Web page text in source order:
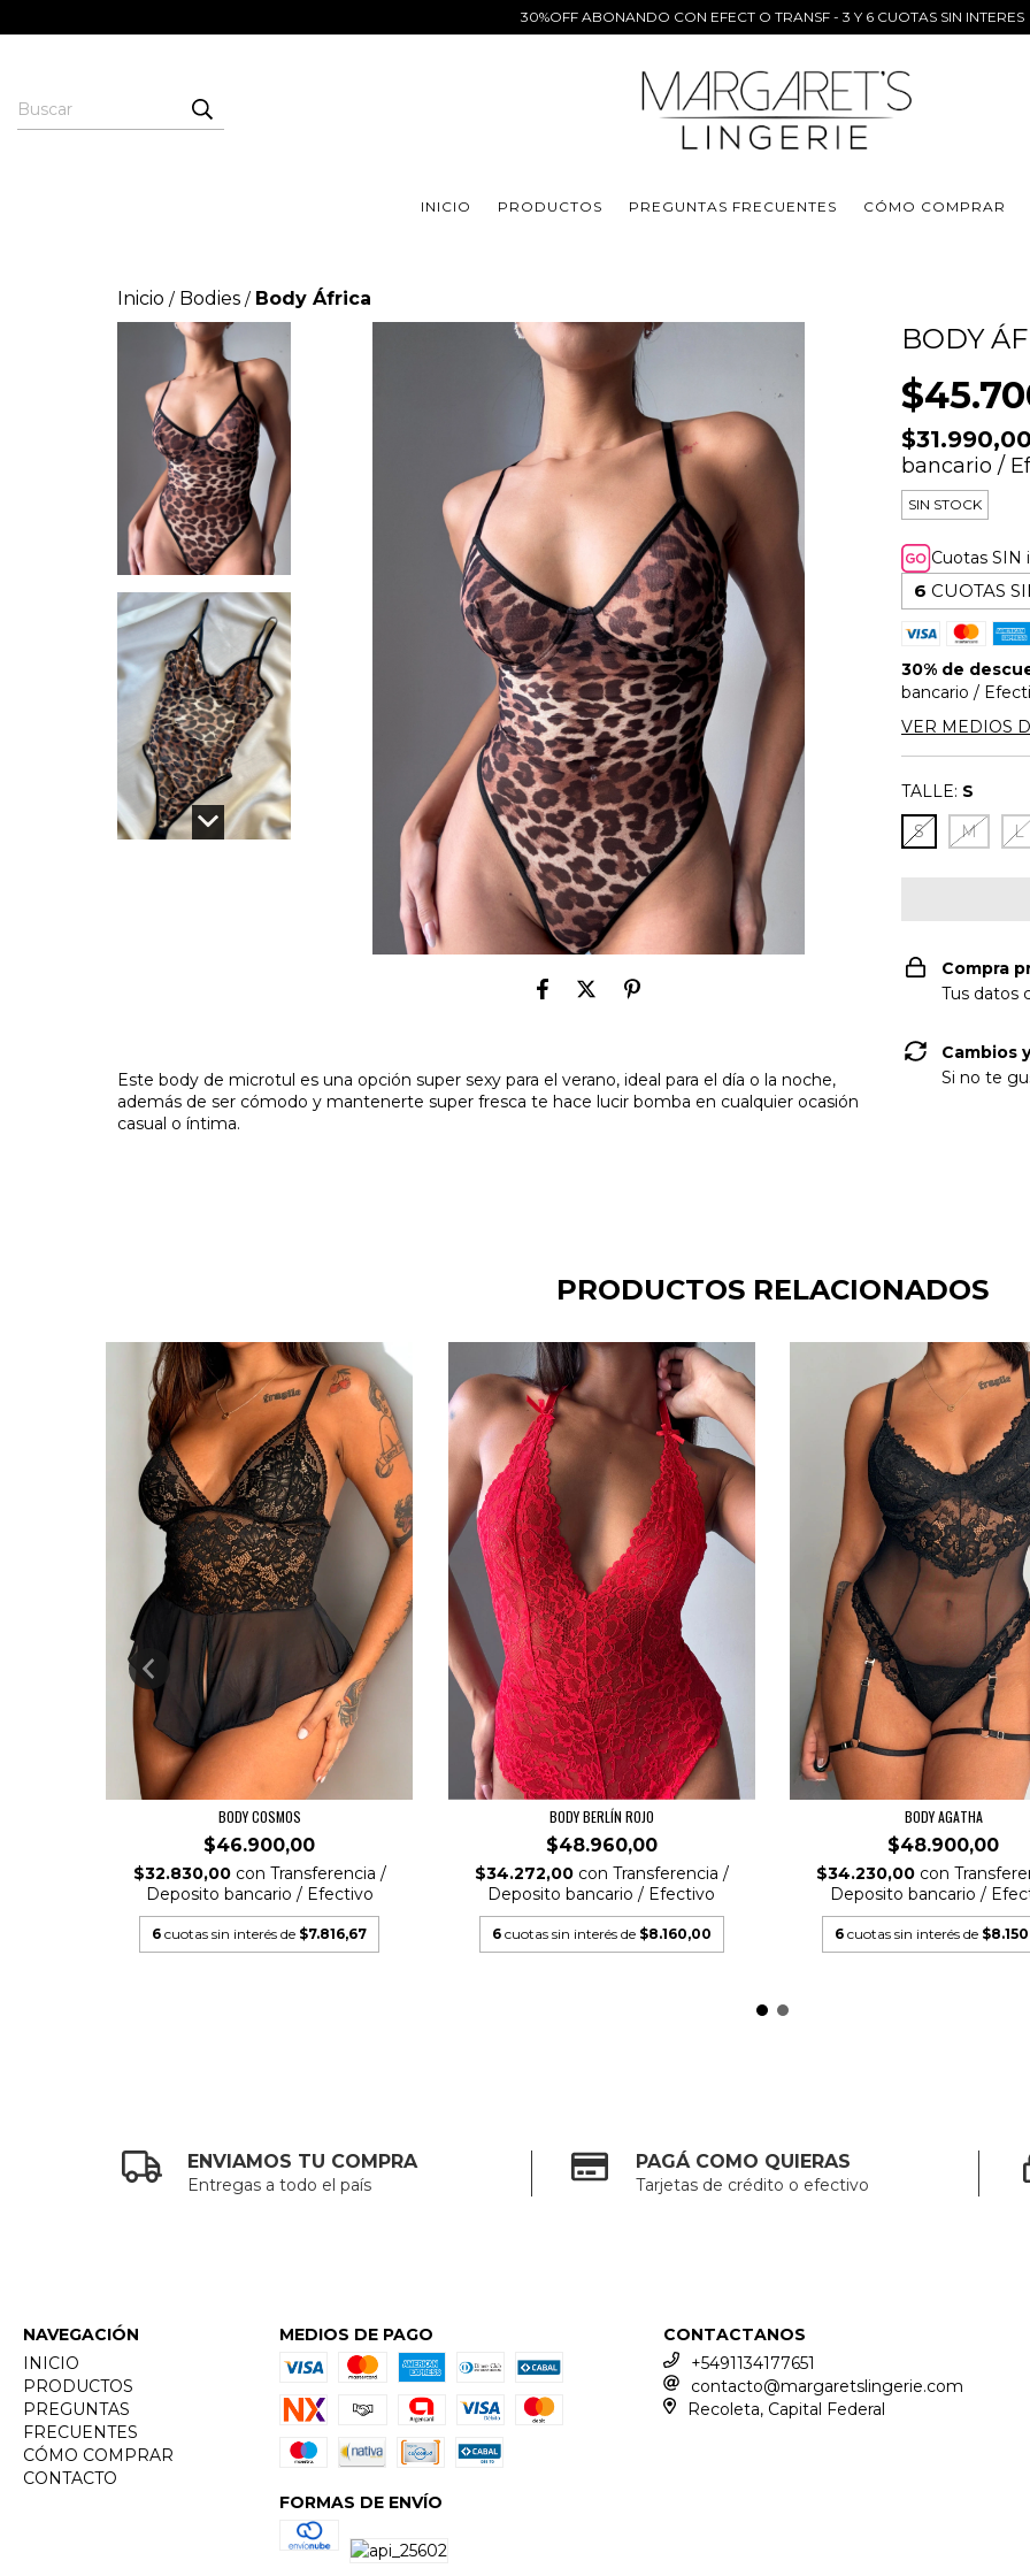
30%OFF ABONANDO CON EFECT O TRANSF - 3 Y 6 CUOTAS SIN INTERES
INICIO PRODUCTOS PREGUNTAS FRECUENTES CÓMO COMPRAR
Inicio / Bodies / Body África
Este body de microtul es una opción super sexy para el verano, ideal para el día o la noche,
además de ser cómodo y mantenerte super fresca te hace lucir bomba en cualquier ocasión
casual o íntima.
BODY
bancario /
SIN STOCK
Cuotas
6 CUOTAS
30% de
bancario /
VER MEDIOS
TALLE: S
S
M L
Compra
Tus datos
Cambios
Si no te
PRODUCTOS RELACIONADOS
BODY COSMOS
$46.900,00
$32.830,00 con Transferencia /
Deposito bancario / Efectivo
6 cuotas sin interés de $7.816,67
BODY BERLÍN ROJO
$48.960,00
$34.272,00 con Transferencia /
Deposito bancario / Efectivo
6 cuotas sin interés de $8.160,00
BODY AGATHA
$48.900,00
$34.230,00 con
Deposito bancario /
6 cuotas sin interés de
ENVIAMOS TU COMPRA
Entregas a todo el país
PAGÁ COMO QUIERAS
Tarjetas de crédito o efectivo
NAVEGACIÓN
INICIO
PRODUCTOS
PREGUNTAS
FRECUENTES
CÓMO COMPRAR
CONTACTO
MEDIOS DE PAGO
FORMAS DE ENVÍO
CONTACTANOS
+5491134177651
contacto@margaretslingerie.com
Recoleta, Capital Federal